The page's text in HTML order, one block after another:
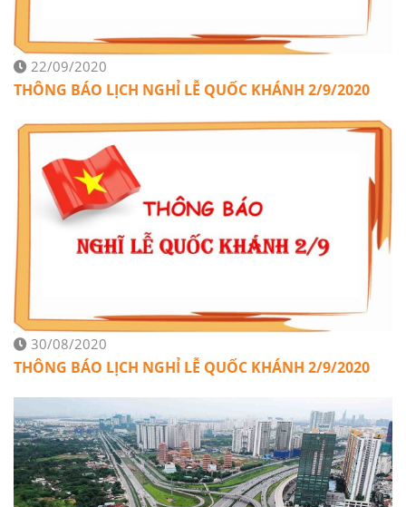
22/09/2020
THÔNG BÁO LỊCH NGHỈ LỄ QUỐC KHÁNH 2/9/2020
30/08/2020
THÔNG BÁO LỊCH NGHỈ LỄ QUỐC KHÁNH 2/9/2020